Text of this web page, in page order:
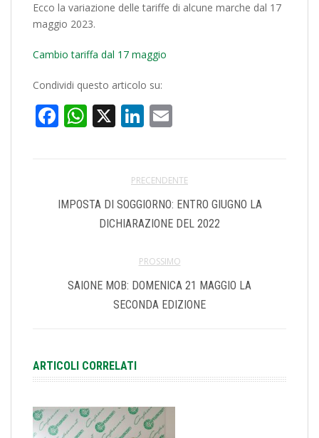
Ecco la variazione delle tariffe di alcune marche dal 17
maggio 2023.
Cambio tariffa dal 17 maggio
Condividi questo articolo su:
Facebook
WhatsApp
X LinkedIn
PRECENDENTE
IMPOSTA DI SOGGIORNO: ENTRO GIUGNO LA
DICHIARAZIONE DEL 2022
PROSSIMO
SAIONE MOB: DOMENICA 21 MAGGIO LA
SECONDA EDIZIONE
ARTICOLI CORRELATI